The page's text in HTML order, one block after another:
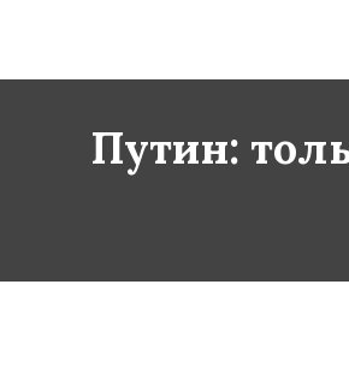
Путин: